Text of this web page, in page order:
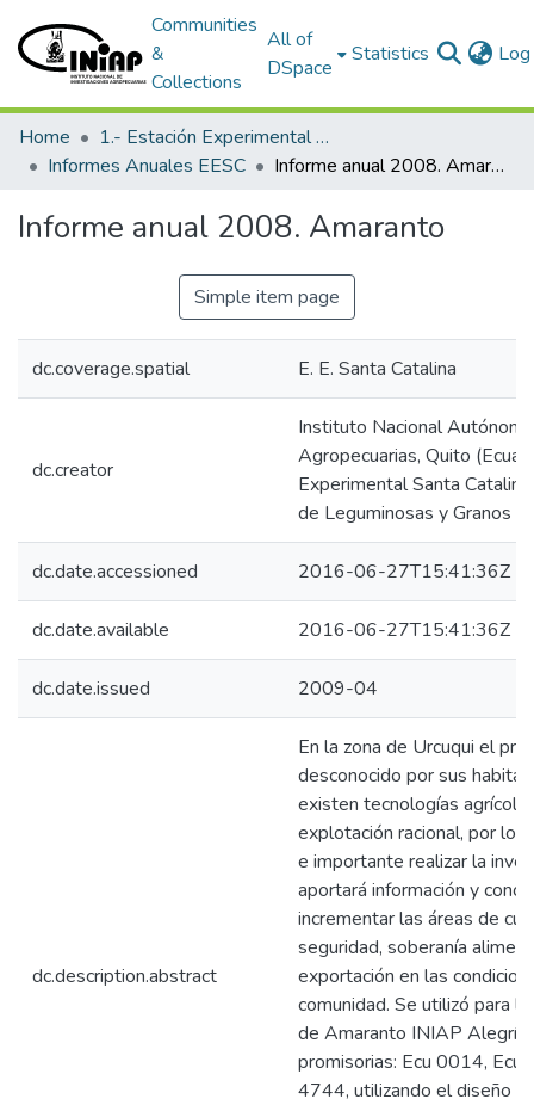
Communities
&
Collections
All of
DSpace
Statistics
Home
1.- Estación Experimental Santa Catalina
Informes Anuales EESC
Informe anual 2008. Amaranto
Informe anual 2008. Amaranto
Simple item page
dc.coverage.spatial E. E. Santa Catalina
dc.creator
Instituto Nacional
Agropecuarias, Quito
Experimental Santa
de Leguminosas y Granos
dc.date.accessioned 2016-06-27T15:41:36Z
dc.date.available 2016-06-27T15:41:36Z
dc.date.issued 2009-04
dc.description.abstract
En la zona de Urcuqui el
desconocido por sus
existen tecnologías
explotación racional, por lo
e importante realizar la
aportará información y
incrementar las áreas de
seguridad, soberanía
exportación en las
comunidad. Se utilizó para
de Amaranto INIAP Alegría
promisorias: Ecu 0014,
4744, utilizando el diseño